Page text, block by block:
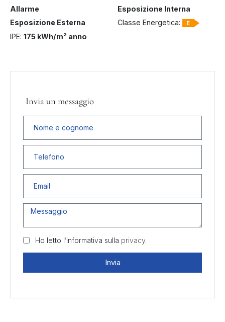
Allarme
Esposizione Interna
Esposizione Esterna
Classe Energetica: E
IPE: 175 kWh/m² anno
Invia un messaggio
Ho letto l’informativa sulla privacy.
Invia